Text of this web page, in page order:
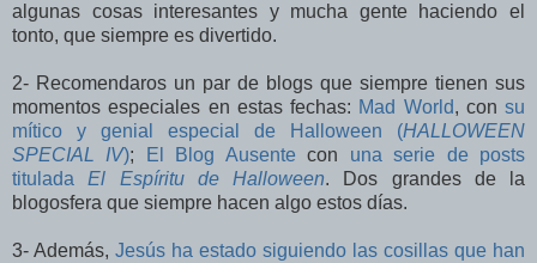
algunas cosas interesantes y mucha gente haciendo el
tonto, que siempre es divertido.
2- Recomendaros un par de blogs que siempre tienen sus
momentos especiales en estas fechas: Mad World, con su
mítico y genial especial de Halloween (HALLOWEEN
SPECIAL IV); El Blog Ausente con una serie de posts
tituladaEl Espíritu de Halloween. Dos grandes de la
blogosfera que siempre hacen algo estos días.
3- Además, Jesús ha estado siguiendo las cosillas que han